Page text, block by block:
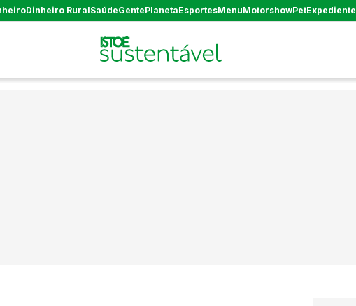
Dinheiro RuralSaúdeGentePlanetaEsportesMenuMotorshowPetExpediente